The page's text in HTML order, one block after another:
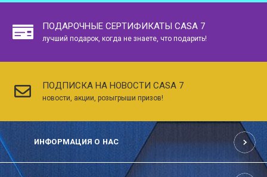
ПОДАРОЧНЫЕ СЕРТИФИКАТЫ CASA 7
лучший подарок, когда не знаете, что подарить!
ПОДПИСКА НА НОВОСТИ CASA 7
новости, акции, розыгрыши призов!
ИНФОРМАЦИЯ О НАС